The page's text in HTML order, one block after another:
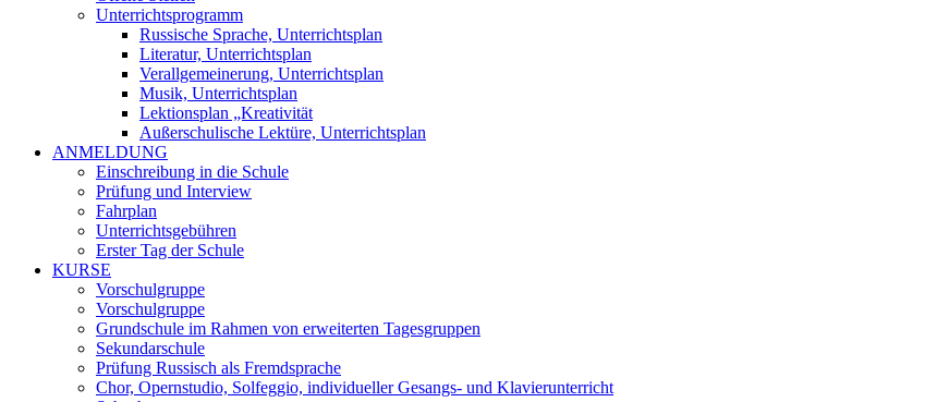
Unterrichtsprogramm
Russische Sprache, Unterrichtsplan
Literatur, Unterrichtsplan
Verallgemeinerung, Unterrichtsplan
Musik, Unterrichtsplan
Lektionsplan „Kreativität
Außerschulische Lektüre, Unterrichtsplan
ANMELDUNG
Einschreibung in die Schule
Prüfung und Interview
Fahrplan
Unterrichtsgebühren
Erster Tag der Schule
KURSE
Vorschulgruppe
Vorschulgruppe
Grundschule im Rahmen von erweiterten Tagesgruppen
Sekundarschule
Prüfung Russisch als Fremdsprache
Chor, Opernstudio, Solfeggio, individueller Gesangs- und Klavierunterricht